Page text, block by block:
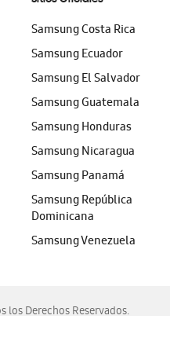
Samsung Costa Rica
Samsung Ecuador
Samsung El Salvador
Samsung Guatemala
Samsung Honduras
Samsung Nicaragua
Samsung Panamá
Samsung República
Dominicana
Samsung Venezuela
los Derechos Reservados.